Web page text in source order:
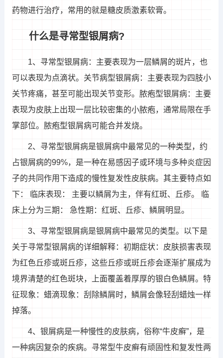
药物进行治疗，常用的就是糖皮质激素软膏。
什么是寻常型银屑病?
1、寻常型银屑病：主要表现为一层鳞屑的斑片，也
可以表现为点滴状。关节病型银屑病：主要表现为四肢小
关节疼痛，甚至可能出现关节变形。脓疱型银屑病：主要
表现为皮肤上出现一层比较密集的小脓疱，通常局限在手
掌部位。脓疱型银屑病可能合并发烧。
2、寻常型银屑病是银屑病中最常见的一种类型，约
占银屑病的99%，是一种在易感因子或环境与多种炎症因
子的共同作用下造成的慢性复发性皮肤病。其主要特点如
下： 临床表现： 主要以鳞屑为主，伴有红斑、丘疹。 临
床上分为三期： 急性期：红斑、丘疹、鳞屑明显。
3、寻常型银屑病是银屑病中最常见的类型。以下是
关于寻常型银屑病的详细解释：初期症状：皮肤损害表现
为红色丘疹或斑丘疹，这些丘疹或斑丘疹会逐渐扩展成为
境界清楚的红色斑块，上面覆盖着厚厚的银白色鳞屑。特
征现象：蜡滴现象：刮除鳞屑时，鳞屑会像轻刮蜡烛一样
掉落。
4、银屑病是一种慢性的皮肤病，俗称“牛皮癣”，是
一种病因复杂的疾病。寻常型牛皮癣有顽固性和复发性两